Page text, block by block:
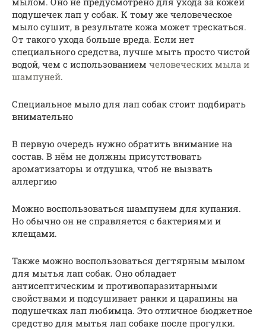
подушечек лап у собак. К тому же человеческое
мыло сушит, в результате кожа может трескаться.
От такого ухода больше вреда. Если нет
специального средства, лучше мыть просто чистой
водой, чем с использованием человеческих мыла и
шампуней.
Специальное мыло для лап собак стоит подбирать
внимательно
В первую очередь нужно обратить внимание на
состав. В нём не должны присутствовать
ароматизаторы и отдушка, чтоб не вызвать
аллергию
Можно воспользоваться шампунем для купания.
Но обычно он не справляется с бактериями и
клещами.
Также можно воспользоваться дегтярным мылом
для мытья лап собак. Оно обладает
антисептическим и противопаразитарными
свойствами и подсушивает ранки и царапины на
подушечках лап любимца. Это отличное бюджетное
средство для мытья лап собаке после прогулки.